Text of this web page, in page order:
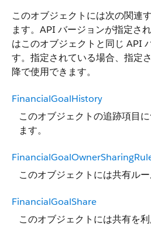
このオブジェクトには次の関連
ます。API バージョンが指定さ
はこのオブジェクトと同じ API
す。指定されている場合、指定
降で使用できます。
FinancialGoalHistory
このオブジェクトの追跡項目
ます。
このオブジェクトには共有ルー
FinancialGoalShare
このオブジェクトには共有を利